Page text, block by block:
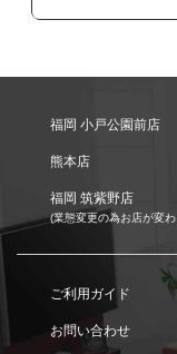
福岡 小戸公園前店
熊本店
福岡 筑紫野店
(業態変更の為お店が変
ご利用ガイド
お問い合わせ